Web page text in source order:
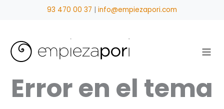
93 470 00 37 | info@empiezapori.com
Error en el tema